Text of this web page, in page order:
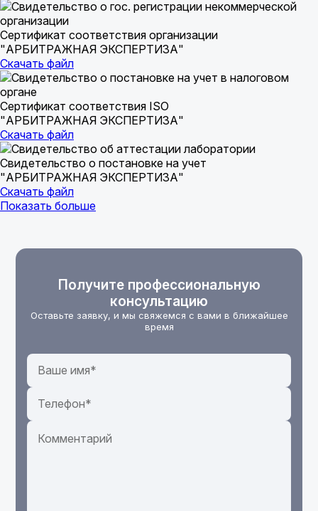
Сертификат соответствия организации
"АРБИТРАЖНАЯ ЭКСПЕРТИЗА"
Скачать файл
Сертификат соответствия ISO
"АРБИТРАЖНАЯ ЭКСПЕРТИЗА"
Скачать файл
Свидетельство о постановке на учет
"АРБИТРАЖНАЯ ЭКСПЕРТИЗА"
Скачать файл
Показать больше
Получите профессиональную
консультацию
Оставьте заявку, и мы свяжемся с вами в ближайшее
время